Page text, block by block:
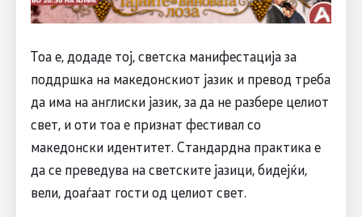
Тоа е, додаде тој, светска манифестација за
поддршка на македонскиот јазик и превод треба
да има на англиски јазик, за да не разбере целиот
свет, и оти тоа е признат фестивал со
македонски идентитет. Стандардна практика е
да се преведува на светските јазици, бидејќи,
вели, доаѓаат гости од целиот свет.